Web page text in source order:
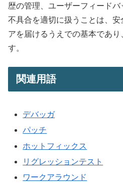
歴の管理、ユーザーフィードバ
不具合を適切に扱うことは、
アを届けるうえでの基本であ
す。
関連用語
デバッガ
パッチ
ホットフィックス
リグレッションテスト
ワークアラウンド